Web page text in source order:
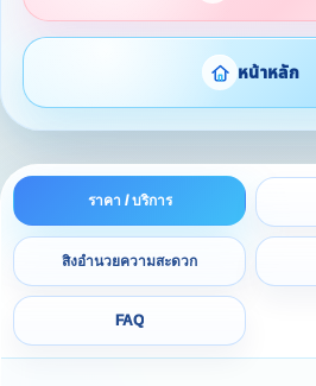
หน้าหลัก
ราคา / บริการ
สิ่งอำนวยความสะดวก
FAQ